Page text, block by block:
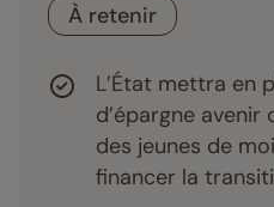
À retenir
L’État mettra en
d’épargne avenir
des jeunes de
financer la